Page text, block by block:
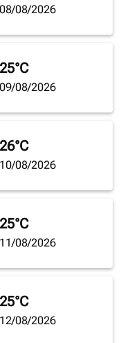
08/08/2026
25°C
09/08/2026
26°C
10/08/2026
25°C
11/08/2026
25°C
12/08/2026